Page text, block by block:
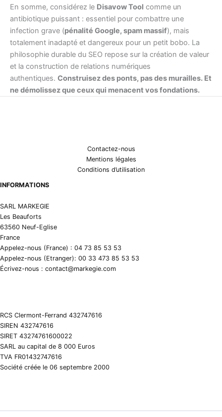
En somme, considérez le Disavow Tool comme un
antibiotique puissant : essentiel pour combattre une
infection grave (pénalité Google, spam massif), mais
totalement inadapté et dangereux pour un petit bobo. La
philosophie durable du SEO repose sur la création de valeur
et la construction de relations numériques
authentiques. Construisez des ponts, pas des murailles. Et
ne démolissez que ceux qui menacent vos fondations.
Contactez-nous
Mentions légales
Conditions d’utilisation
INFORMATIONS
SARL MARKEGIE
Les Beauforts
63560 Neuf-Eglise
France
Appelez-nous (France) : 04 73 85 53 53
Appelez-nous (Etranger): 00 33 473 85 53 53
Écrivez-nous : contact@markegie.com
RCS Clermont-Ferrand 432747616
SIREN 432747616
SIRET 43274761600022
SARL au capital de 8 000 Euros
TVA FR01432747616
Société créée le 06 septembre 2000